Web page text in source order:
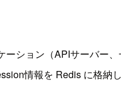
ション（APIサーバー、
情報を Redis に格納